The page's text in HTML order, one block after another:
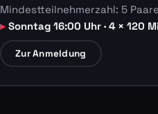
Mindestteilnehmerzahl: 5 Paare
Sonntag 16:00 Uhr · 4 × 120
Zur Anmeldung